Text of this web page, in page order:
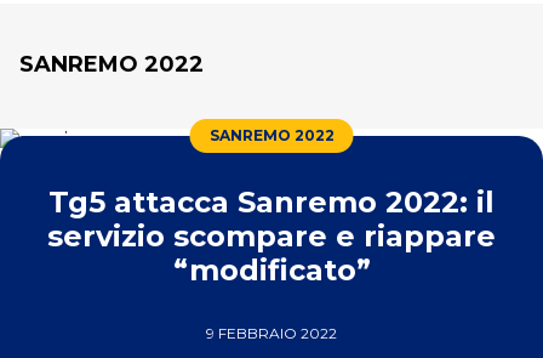
SANREMO 2022
SANREMO 2022
Tg5 attacca Sanremo 2022: il
servizio scompare e riappare
“modificato”
9 FEBBRAIO 2022